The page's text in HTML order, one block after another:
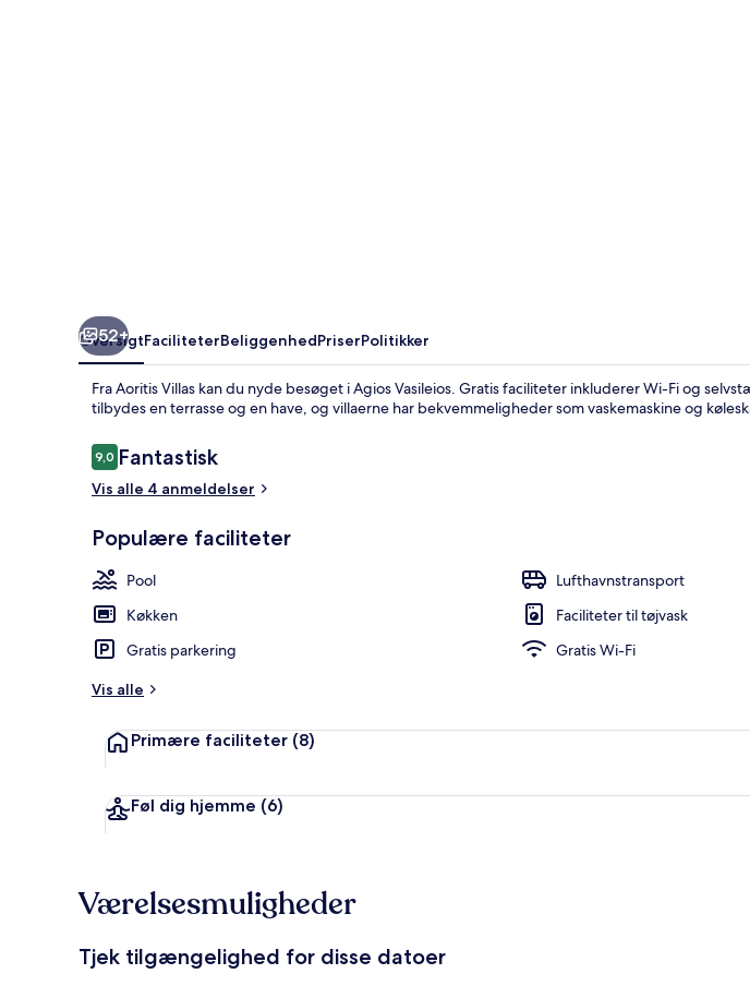
Udsigt fra overnatningsstedet
52+
OversigtFaciliteterBeliggenhedPriserPolitikker
Fra Aoritis Villas kan du nyde besøget i Agios Vasileios. Gratis faciliteter inkluderer Wi-Fi og
tilbydes en terrasse og en have, og villaerne har bekvemmeligheder som vaskemaskine og
Anmeldelser
9,09,0 ud af 10.
Fantastisk
Vis alle 4 anmeldelser
Populære faciliteter
Pool
Lufthavnstransport
Køkken
Faciliteter til tøjvask
Gratis parkering
Gratis Wi-Fi
Vis alle
Primære faciliteter (8)
Føl dig hjemme (6)
Værelsesmuligheder
Tjek tilgængelighed for disse datoer